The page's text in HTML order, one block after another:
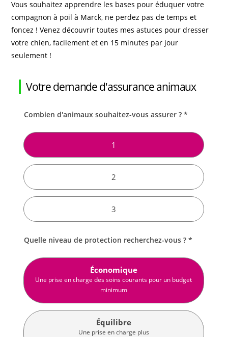
Vous souhaitez apprendre les bases pour éduquer votre
compagnon à poil à Marck, ne perdez pas de temps et
foncez ! Venez découvrir toutes mes astuces pour dresser
votre chien, facilement et en 15 minutes par jour
seulement !